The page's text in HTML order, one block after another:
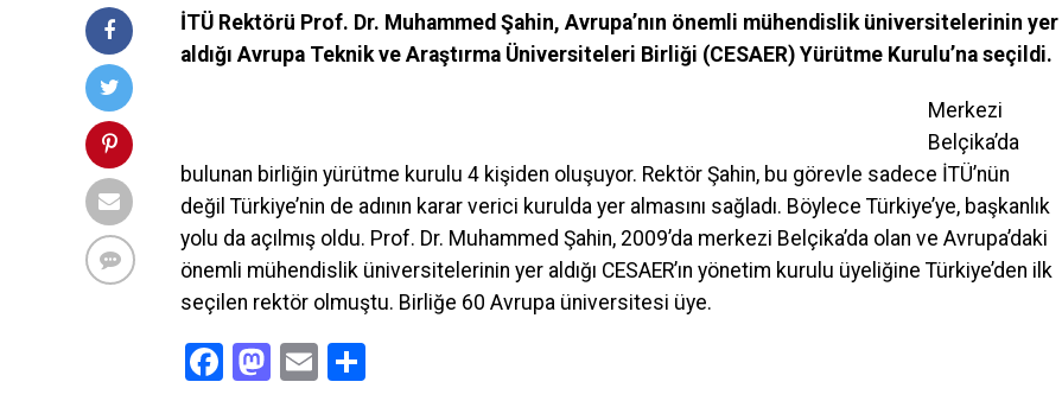
İTÜ Rektörü Prof. Dr. Muhammed Şahin, Avrupa’nın önemli mühendislik üniversitelerinin yer
aldığı Avrupa Teknik ve Araştırma Üniversiteleri Birliği (CESAER) Yürütme Kurulu’na seçildi.
Merkezi
Belçika’da
bulunan birliğin yürütme kurulu 4 kişiden oluşuyor. Rektör Şahin, bu görevle sadece İTÜ’nün
değil Türkiye’nin de adının karar verici kurulda yer almasını sağladı. Böylece Türkiye’ye, başkanlık
yolu da açılmış oldu. Prof. Dr. Muhammed Şahin, 2009’da merkezi Belçika’da olan ve Avrupa’daki
önemli mühendislik üniversitelerinin yer aldığı CESAER’ın yönetim kurulu üyeliğine Türkiye’den ilk
seçilen rektör olmuştu. Birliğe 60 Avrupa üniversitesi üye.
Facebook
Mastodon
Email